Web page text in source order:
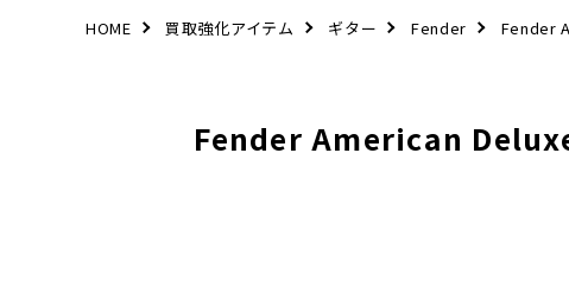
HOME 買取強化アイテム ギター Fender Fender
Fender American